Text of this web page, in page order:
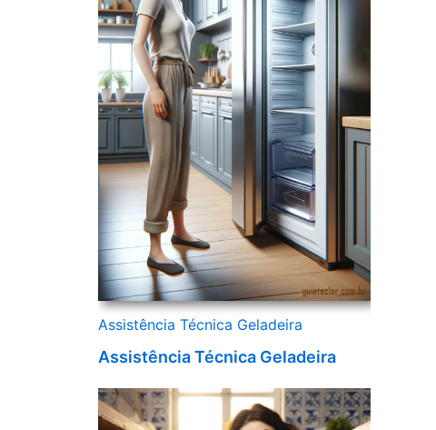
Assistência Técnica Geladeira
Assistência Técnica Geladeira